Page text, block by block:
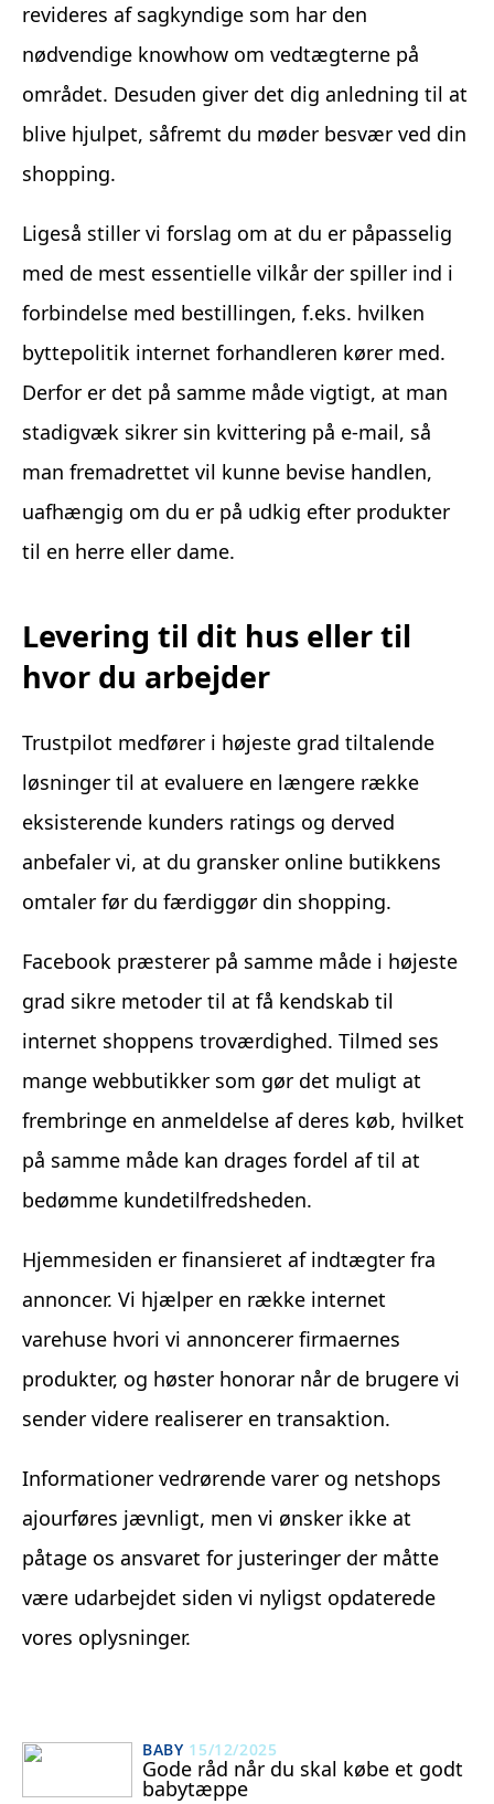
revideres af sagkyndige som har den
nødvendige knowhow om vedtægterne på
området. Desuden giver det dig anledning til at
blive hjulpet, såfremt du møder besvær ved din
shopping.
Ligeså stiller vi forslag om at du er påpasselig
med de mest essentielle vilkår der spiller ind i
forbindelse med bestillingen, f.eks. hvilken
byttepolitik internet forhandleren kører med.
Derfor er det på samme måde vigtigt, at man
stadigvæk sikrer sin kvittering på e-mail, så
man fremadrettet vil kunne bevise handlen,
uafhængig om du er på udkig efter produkter
til en herre eller dame.
Levering til dit hus eller til
hvor du arbejder
Trustpilot medfører i højeste grad tiltalende
løsninger til at evaluere en længere række
eksisterende kunders ratings og derved
anbefaler vi, at du gransker online butikkens
omtaler før du færdiggør din shopping.
Facebook præsterer på samme måde i højeste
grad sikre metoder til at få kendskab til
internet shoppens troværdighed. Tilmed ses
mange webbutikker som gør det muligt at
frembringe en anmeldelse af deres køb, hvilket
på samme måde kan drages fordel af til at
bedømme kundetilfredsheden.
Hjemmesiden er finansieret af indtægter fra
annoncer. Vi hjælper en række internet
varehuse hvori vi annoncerer firmaernes
produkter, og høster honorar når de brugere vi
sender videre realiserer en transaktion.
Informationer vedrørende varer og netshops
ajourføres jævnligt, men vi ønsker ikke at
påtage os ansvaret for justeringer der måtte
være udarbejdet siden vi nyligst opdaterede
vores oplysninger.
BABY 15/12/2025
Gode råd når du skal købe et godt
babytæppe